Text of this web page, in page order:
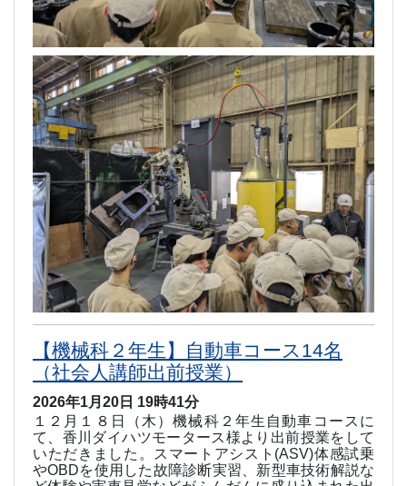
【機械科２年生】自動車コース14名
（社会人講師出前授業）
2026年1月20日 19時41分
１２月１８日（木）機械科２年生自動車コースに
て、香川ダイハツモータース様より出前授業をして
いただきました。スマートアシスト (ASV)体感試乗
やOBDを使用した故障診断実習、新型車技術解説な